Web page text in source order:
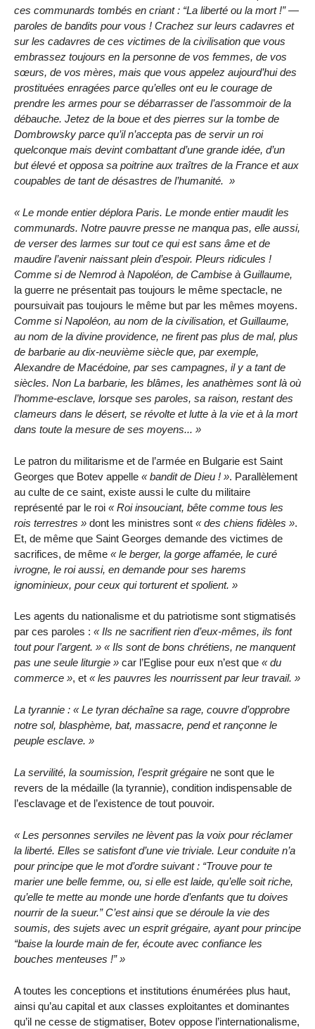
ces communards tombés en criant : La liberté ou la mort ! —
paroles de bandits pour vous ! Crachez sur leurs cadavres et
sur les cadavres de ces victimes de la civilisation que vous
embrassez toujours en la personne de vos femmes, de vos
sœurs, de vos mères, mais que vous appelez aujourd’hui des
prostituées enragées parce qu’elles ont eu le courage de
prendre les armes pour se débarrasser de l’assommoir de la
débauche. Jetez de la boue et des pierres sur la tombe de
Dombrowsky parce qu’il n’accepta pas de servir un roi
quelconque mais devint combattant d’une grande idée, d’un
but élevé et opposa sa poitrine aux traîtres de la France et aux
coupables de tant de désastres de l’humanité.
Le monde entier déplora Paris. Le monde entier maudit les
communards. Notre pauvre presse ne manqua pas, elle aussi,
de verser des larmes sur tout ce qui est sans âme et de
maudire l’avenir naissant plein d’espoir. Pleurs ridicules !
Comme si de Nemrod à Napoléon, de Cambise à Guillaume,
la guerre ne présentait pas toujours le même spectacle, ne
poursuivait pas toujours le même but par les mêmes moyens.
Comme si Napoléon, au nom de la civilisation, et Guillaume,
au nom de la divine providence, ne firent pas plus de mal, plus
de barbarie au dix-neuvième siècle que, par exemple,
Alexandre de Macédoine, par ses campagnes, il y a tant de
siècles. Non La barbarie, les blâmes, les anathèmes sont là où
l’homme-esclave, lorsque ses paroles, sa raison, restant des
clameurs dans le désert, se révolte et lutte à la vie et à la mort
dans toute la mesure de ses moyens...
Le patron du militarisme et de l’armée en Bulgarie est Saint
Georges que Botev appelle
bandit de Dieu !
. Parallèlement
au culte de ce saint, existe aussi le culte du militaire
représenté par le roi
Roi insouciant, bête comme tous les
rois terrestres
dont les ministres sont des chiens fidèles
.
Et, de même que Saint Georges demande des victimes de
sacrifices, de même
le berger, la gorge affamée, le curé
ivrogne, le roi aussi, en demande pour ses harems
ignominieux, pour ceux qui torturent et spolient.
Les agents du nationalisme et du patriotisme sont stigmatisés
par ces paroles :
Ils ne sacrifient rien d’eux-mêmes, ils font
tout pour l’argent.
Ils sont de bons chrétiens, ne manquent
pas une seule liturgie
car l’Eglise pour eux n’est que
du
commerce
, et les pauvres les nourrissent par leur travail.
La tyrannie :
Le tyran déchaîne sa rage, couvre d’opprobre
notre sol, blasphème, bat, massacre, pend et rançonne le
peuple esclave.
La servilité, la soumission, l’esprit grégaire ne sont que le
revers de la médaille (la tyrannie), condition indispensable de
l’esclavage et de l’existence de tout pouvoir.
Les personnes serviles ne lèvent pas la voix pour réclamer
la liberté. Elles se satisfont d’une vie triviale. Leur conduite n’a
pour principe que le mot d’ordre suivant : Trouve pour te
marier une belle femme, ou, si elle est laide, qu’elle soit riche,
qu’elle te mette au monde une horde d’enfants que tu doives
nourrir de la sueur. C’est ainsi que se déroule la vie des
soumis, des sujets avec un esprit grégaire, ayant pour principe
baise la lourde main de fer, écoute avec confiance les
bouches menteuses !
A toutes les conceptions et institutions énumérées plus haut,
ainsi qu’au capital et aux classes exploitantes et dominantes
qu’il ne cesse de stigmatiser, Botev oppose l’internationalisme,